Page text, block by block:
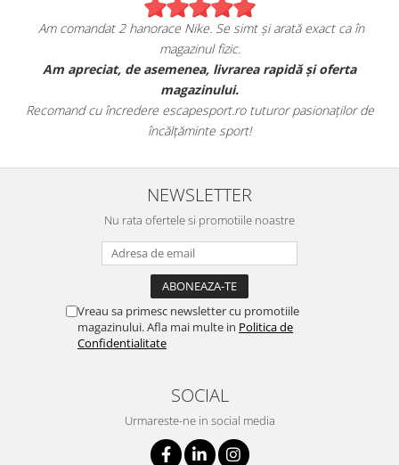
Am comandat 2 hanorace Nike. Se simt și arată exact ca în
magazinul fizic.
Am apreciat, de asemenea, livrarea rapidă și oferta
magazinului.
Recomand cu încredere escapesport.ro tuturor pasionaților de
încălțăminte sport!
NEWSLETTER
Nu rata ofertele si promotiile noastre
Vreau sa primesc newsletter cu promotiile
magazinului. Afla mai multe in Politica de
Confidentialitate
SOCIAL
Urmareste-ne in social media